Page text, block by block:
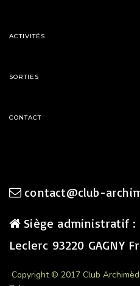
ACTIVITÉS
SORTIES
CONTACT
contact@club-
Siège administratif :
Leclerc 93220 GAGNY
Copyright © 2017 Club